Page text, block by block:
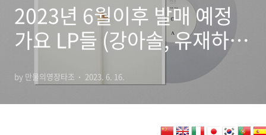
2023년 6월이후 발매 예정
가요 LP들 (강아솔, 유재하,
박지윤, 정미조, 신승훈, 케이
윌, 백예린, 김광석, 넬, 에코
브릿지, 김건모, 선과영, 검정
by 만물의영장타조 2023. 6. 16.